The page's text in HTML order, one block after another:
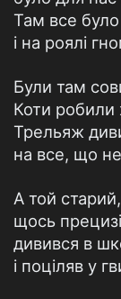
Там все було
і на роялі
Були там
Коти
Трельяж
на все, що
А той
щось
дивився в
і поціляв у